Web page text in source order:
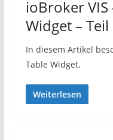
ioBroker VIS
Widget – Teil
In diesem Artikel
Table Widget.
Weiterlesen